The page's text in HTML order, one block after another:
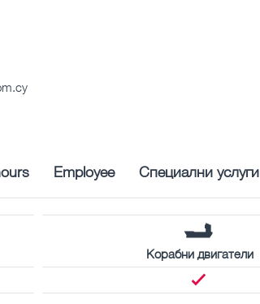
Employee Специални услуги
Корабни двигатели